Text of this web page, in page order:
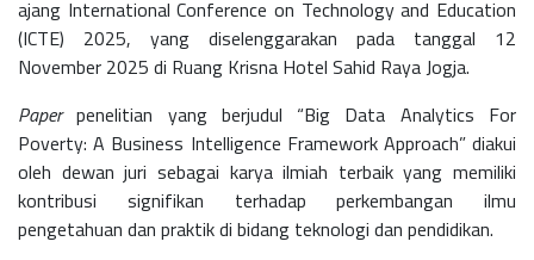
ajang International Conference on Technology and Education
(ICTE) 2025, yang diselenggarakan pada tanggal 12
November 2025 di Ruang Krisna Hotel Sahid Raya Jogja.
Paperpenelitian yang berjudul “Big Data Analytics For
Poverty: A Business Intelligence Framework Approach” diakui
oleh dewan juri sebagai karya ilmiah terbaik yang memiliki
kontribusi signifikan terhadap perkembangan ilmu
pengetahuan dan praktik di bidang teknologi dan pendidikan.